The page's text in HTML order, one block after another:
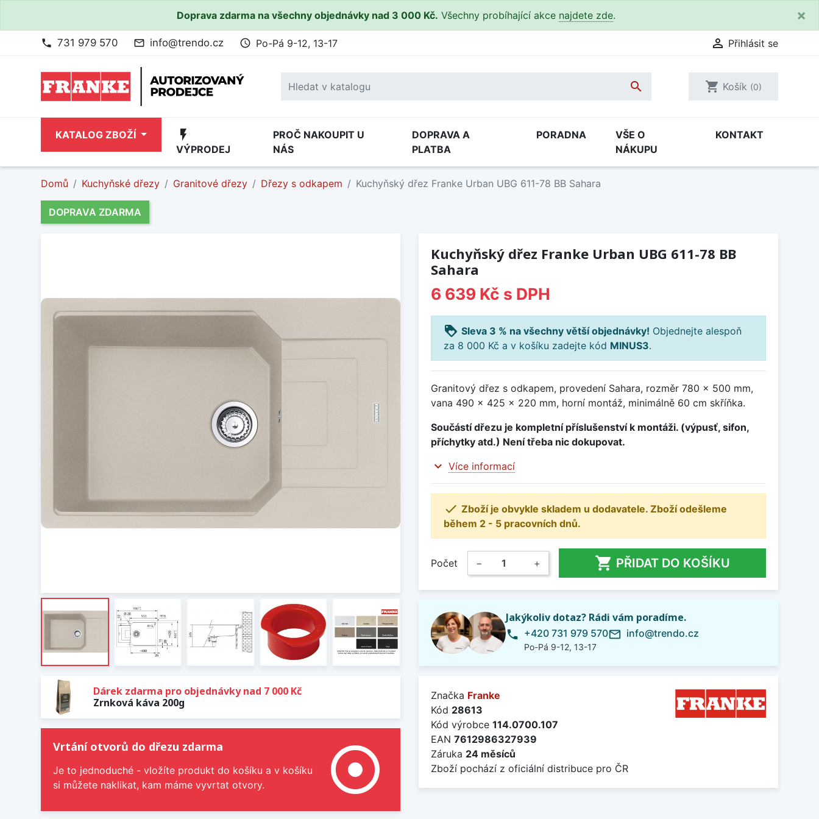
Doprava zdarma na všechny objednávky nad 3 000 Kč. Všechny probíhající akce najdete zde. ×
phone 731 979 570 mail_outline info@trendo.cz access_time Po-Pá 9-12, 13-17  Přihlásit se
 shopping_cart Košík (0)
KATALOG ZBOŽÍ flash_on
VÝPRODEJ
PROČ NAKOUPIT U
NÁS
DOPRAVA A
PLATBA
PORADNA
VŠE O
NÁKUPU
KONTAKT
Domů Kuchyňské dřezy Granitové dřezy Dřezy s odkapem Kuchyňský dřez Franke Urban UBG 611-78 BB Sahara
DOPRAVA ZDARMA
Dárek zdarma pro objednávky nad 7 000 Kč
Zrnková káva 200g
Vrtání otvorů do dřezu zdarma
Je to jednoduché - vložíte produkt do košíku a v košíku
si můžete naklikat, kam máme vyvrtat otvory.
adjust
Kuchyňský dřez Franke Urban UBG 611-78 BB
Sahara
6 639 Kč s DPH
loyalty Sleva 3 % na všechny větší objednávky! Objednejte alespoň
za 8 000 Kč a v košíku zadejte kód MINUS3.
Granitový dřez s odkapem, provedení Sahara, rozměr 780 x 500 mm,
vana 490 x 425 x 220 mm, horní montáž, minimálně 60 cm skříňka.
Součástí dřezu je kompletní příslušenství k montáži. (výpusť, sifon,
příchytky atd.) Není třeba nic dokupovat.
expand_more Více informací
 Zboží je obvykle skladem u dodavatele. Zboží odešleme
během 2 - 5 pracovních dnů.
Počet − +  PŘIDAT DO KOŠÍKU
Jakýkoliv dotaz? Rádi vám poradíme.
phone +420 731 979 570
Po-Pá 9-12, 13-17
mail_outline info@trendo.cz
Značka Franke
Kód 28613
Kód výrobce 114.0700.107
EAN 7612986327939
Záruka 24 měsíců
Zboží pochází z oficiální distribuce pro ČR